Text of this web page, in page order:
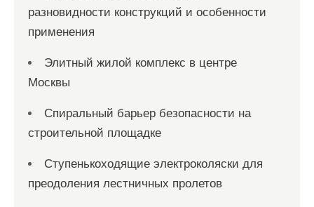
разновидности конструкций и особенности
применения
Элитный жилой комплекс в центре
Москвы
Спиральный барьер безопасности на
строительной площадке
Ступенькоходящие электроколяски для
преодоления лестничных пролетов